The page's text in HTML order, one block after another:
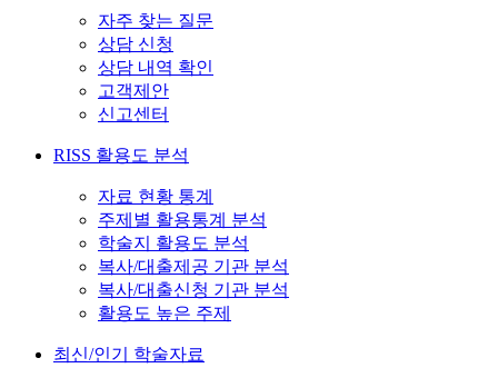
자주 찾는 질문
상담 신청
상담 내역 확인
고객제안
신고센터
RISS 활용도 분석
자료 현황 통계
주제별 활용통계 분석
학술지 활용도 분석
복사/대출제공 기관 분석
복사/대출신청 기관 분석
활용도 높은 주제
최신/인기 학술자료